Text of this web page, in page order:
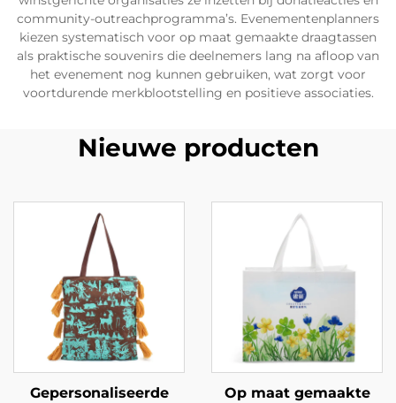
community-outreachprogramma’s. Evenementenplanners
kiezen systematisch voor op maat gemaakte draagtassen
als praktische souvenirs die deelnemers lang na afloop van
het evenement nog kunnen gebruiken, wat zorgt voor
voortdurende merkblootstelling en positieve associaties.
Nieuwe producten
Gepersonaliseerde
Op maat gemaakte